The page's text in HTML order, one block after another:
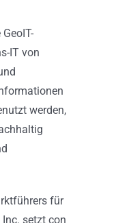
IT von
werden,
für
setzt con